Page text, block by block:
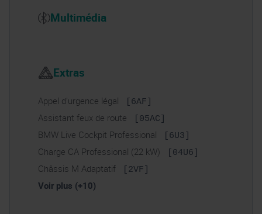
Multimédia
Extras
Appel d’urgence légal [6AF]
Assistant feux de route [05AC]
BMW Live Cockpit Professional [6U3]
Charge CA Professional (22 kW) [04U6]
Châssis M Adaptatif [2VF]
Voir plus (+10)